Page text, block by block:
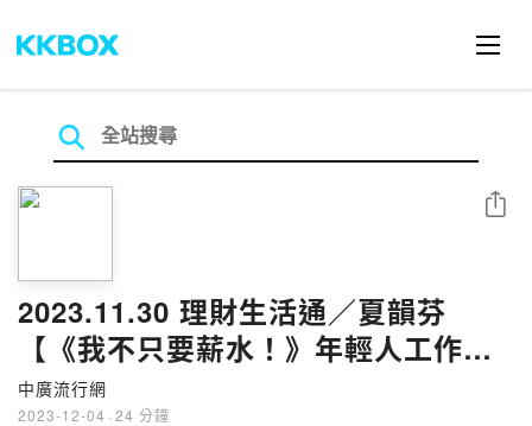
2023.11.30 理財生活通／夏韻芬
【《我不只要薪水！》年輕人工作觀
全公開】專訪 李若雯
中廣流行網
2023-12-04 · 24 分鐘
分享